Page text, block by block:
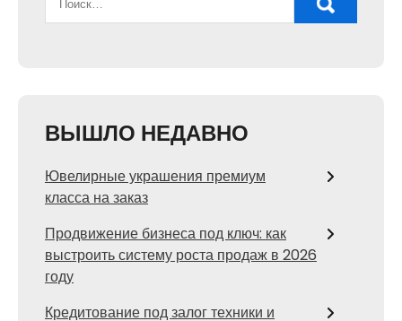
ВЫШЛО НЕДАВНО
Ювелирные украшения премиум
класса на заказ
Продвижение бизнеса под ключ: как
выстроить систему роста продаж в 2026
году
Кредитование под залог техники и